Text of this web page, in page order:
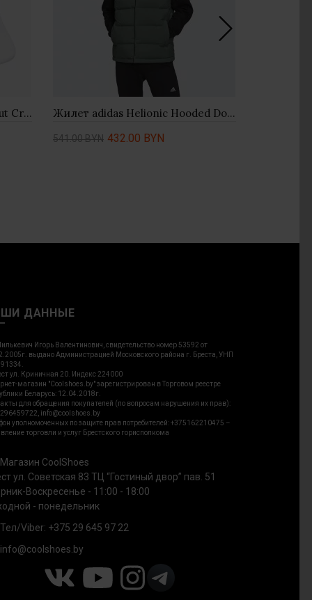
Носки Adidas Originals Mid-Cut Crew 3Pack ED9395
Жилет adidas Helionic Hooded Down Vest HG6274 - зеленый
541.00 BYN 432.00 BYN
ДАННЫЕ
Игорь Валентинович, свидетельство номер 53592 от
выдано Администрацией Московского района г. Бреста, УНП
ул. Криничная 20. Индекс 224000
магазин "Coolshoes.by" зарегистрирован в Торговом реестре
Беларусь: 12.04.2018г.
для обращения покупателей (по вопросам нарушения их прав):
info@coolshoes.by
уполномоченных по защите прав потребителей: +375162210475 –
торговли и услуг Брестского горисполкома
Магазин CoolShoes
ул. Советская 83 ТЦ “Гостиный двор” пав. 51
Воскресенье - 11:00 - 18:00
- понедельник
Тел/Viber: +375 29 645 97 22
info@coolshoes.by